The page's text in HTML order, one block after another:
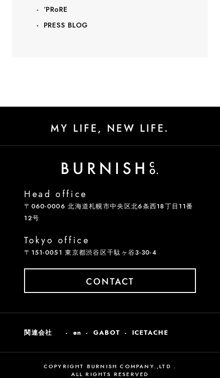
‘PRoRE
PRESS BLOG
MY LIFE, NEW LIFE.
関連会社 en GABOT ICETACHE
Head office
〒060-0006 北海道札幌市中央区北6条西18丁目11番
12号
Tokyo office
〒151-0051 東京都渋谷区千駄ヶ谷3-30-4
CONTACT
COPYRIGHT BURNISH COMPANY.,LTD .
ALL RIGHTS RESERVED